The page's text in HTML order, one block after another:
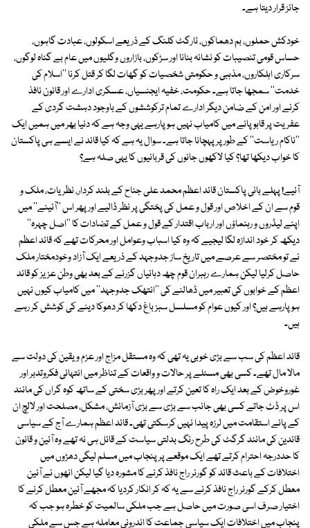
جائز قرار دیتا ہے۔
خودکش حملوں، بم دھماکوں، ٹارگٹ کلنگ کے ذریعے اسکولوں، عبادت گاہوں،
حساس قومی تنصیبات کو نشانہ بنانا اور سڑکوں، بازاروں وگلیوں میں عام بے گناہ لوگوں،
سرکاری اہلکاروں، مذہبی و حکومتی شخصیات کو گھات لگا کر قتل کرنا ''اسلام کی
خدمت'' سمجھا جاتا ہے۔ حکومت، خفیہ ایجنسیاں، عسکری ادارے اور قانون نافذ
کرنے اور امن کے ضامن دیگر ادارے تمام ترکوششوں کے باوجود دہشت گردی کے
عفریت پر قابو پانے میں کامیاب نہیں ہوپارہے یہی وجہ ہے کہ دنیا بھر میں ہمیں ایک
''ناکام ریاست'' کے طور پر پہچانا جاتا ہے۔ سوال یہ ہے کہ کیا قائد نے ایسے ہی پاکستان
کا خواب دیکھا تھا؟ کیا لاکھوں جانوں کی قربانیوں کا یہی صلہ ہے؟
آئیے! پہلے بانی پاکستان قائد اعظم محمد علی جناح کے بلند کردار، نظریات، ملک و
قوم سے ان کے اخلاص اور قول و عمل کی پختگی پر نظر ڈالیے اور پھر اس ''آئینے'' میں
اپنے لیڈروں و رہنماؤں اور ارباب اقتدار کے قول و عمل کے تضادات کا ''اصل چہرہ''
دیکھ کر خود اندازہ لگا لیجیے کہ وہ کیا اسباب وعوامل اور محرکات تھے کہ قائد اعظم
نے تو مختصر سے عرصے میں تاریخ ساز جدوجہد کے ذریعے ایک آزاد وخودمختار ملک
حاصل کرلیا لیکن ہمارے رہبران قوم چھ دہائیاں گزرنے کے بعد بھی وطن عزیز کو قائد
اعظم کے خوابوں کی تعبیر میں ڈھالنے کی ''انتھک جدوجہد'' میں کامیاب کیوں نہیں
ہو پارہے ہیں؟ اور کیوں عوام کو مسلسل سبز باغ دکھا کر دھوکا دینے کی کوشش کر رہے
ہیں۔
قائد اعظم کی سب سے بڑی خوبی یہ تھی کہ وہ مستقل مزاج اور عزم و یقین کی دولت سے
مالا مال تھے۔ کسی بھی مسئلے پر حالات و واقعات کے تناظر میں انتہائی فکروتدبر اور
غوروخوض کے بعد ایک راہ کا تعین کرتے اور پھر بڑی سختی کے ساتھ کوہ گراں کی مانند
اس پر ڈٹ جاتے کسی بھی جانب سے بڑی سے بڑی آزمائش، مشکل، مصلحت اور لالچ ان
کے پائے استقامت میں لرزہ پیدا نہیں کرسکتی تھی۔ قائد اعظم ہمارے آج کے سیاسی
قائدین کی مانند گرگٹ کی طرح رنگ بدلتی سیاست کے قائل ہی نہ تھے وہ آئین و قانون
کا حددرجہ احترام کرتے تھے ایک موقعے پر پنجاب میں مسلم لیگی دھڑوں میں
اختلافات کے باعث قائد کو گورنر راج نافذ کرنے کا مشورہ دیا گیا لیکن انھوں نے آئین
معطل کرکے گورنر راج نافذ کرنے سے یہ کہ کر انکار کردیا کہ مجھے آئین معطل کرنے کا
اختیار صرف اسی صورت میں حاصل ہے جب ملکی سالمیت کو خطرہ ہو جب کہ
پنجاب میں اختلافات ایک سیاسی جماعت کا اندرونی معاملہ ہے جس سے ملکی